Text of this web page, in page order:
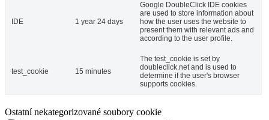
IDE 1 year 24 days
Google DoubleClick IDE cookies
are used to store information about
how the user uses the website to
present them with relevant ads and
according to the user profile.
test_cookie 15 minutes
The test_cookie is set by
doubleclick.net and is used to
determine if the user's browser
supports cookies.
Ostatní nekategorizované soubory cookie